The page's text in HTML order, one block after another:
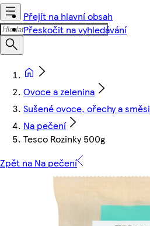
Přejít na hlavní obsah
Přeskočit na vyhledávání
Ovoce a zelenina
Sušené ovoce, ořechy a směsi
Na pečení
Tesco Rozinky 500g
Zpět na Na pečení